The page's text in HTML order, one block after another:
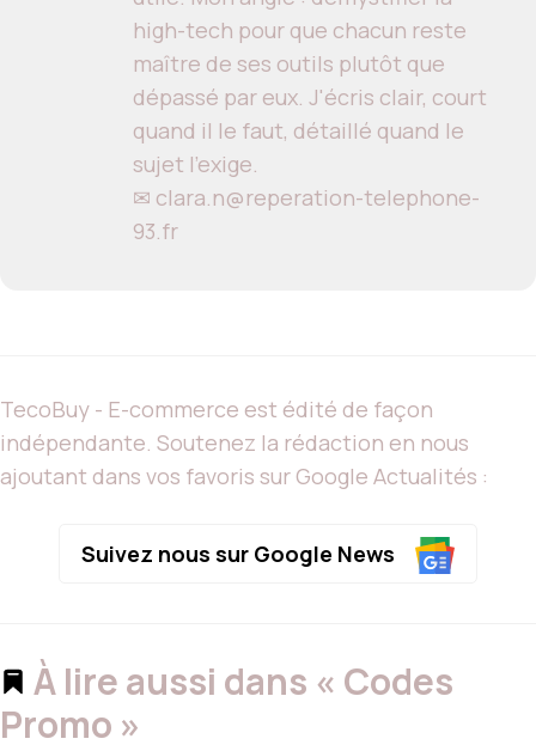
high-tech pour que chacun reste
maître de ses outils plutôt que
dépassé par eux. J'écris clair, court
quand il le faut, détaillé quand le
sujet l'exige.
✉ clara.n@reperation-telephone-
93.fr
TecoBuy - E-commerce est édité de façon
indépendante. Soutenez la rédaction en nous
ajoutant dans vos favoris sur Google Actualités :
Suivez nous sur Google News
À lire aussi dans « Codes
Promo »